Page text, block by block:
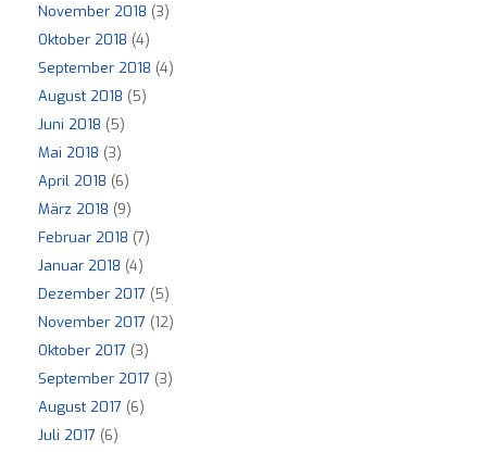
November 2018 (3)
Oktober 2018 (4)
September 2018 (4)
August 2018 (5)
Juni 2018 (5)
Mai 2018 (3)
April 2018 (6)
März 2018 (9)
Februar 2018 (7)
Januar 2018 (4)
Dezember 2017 (5)
November 2017 (12)
Oktober 2017 (3)
September 2017 (3)
August 2017 (6)
Juli 2017 (6)